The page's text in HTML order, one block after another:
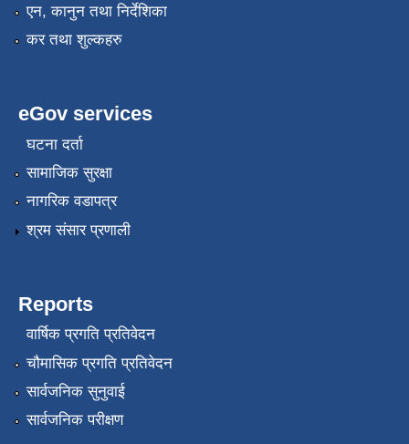
एन, कानुन तथा निर्देशिका
कर तथा शुल्कहरु
eGov services
घटना दर्ता
सामाजिक सुरक्षा
नागरिक वडापत्र
श्रम संसार प्रणाली
Reports
वार्षिक प्रगति प्रतिवेदन
चौमासिक प्रगति प्रतिवेदन
सार्वजनिक सुनुवाई
सार्वजनिक परीक्षण